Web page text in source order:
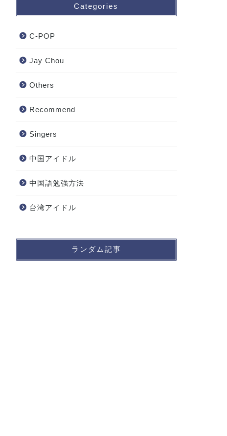
Categories
C-POP
Jay Chou
Others
Recommend
Singers
中国アイドル
中国語勉強方法
台湾アイドル
ランダム記事